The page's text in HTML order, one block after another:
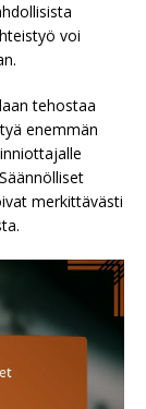
voi
tehostaa
enemmän
merkittävästi